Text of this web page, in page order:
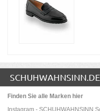
SCHUHWAHNSINN.DE
Finden Sie alle Marken hier
Instagram - SCHUHWAHNSINN